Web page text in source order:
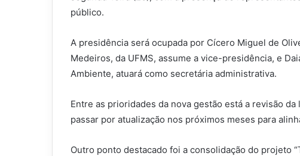
público.
A presidência será ocupada por Cícero Miguel de
Medeiros, da UFMS, assume a vice-presidência, e
Ambiente, atuará como secretária administrativa.
Entre as prioridades da nova gestão está a revisão
passar por atualização nos próximos meses para
Outro ponto destacado foi a consolidação do projeto